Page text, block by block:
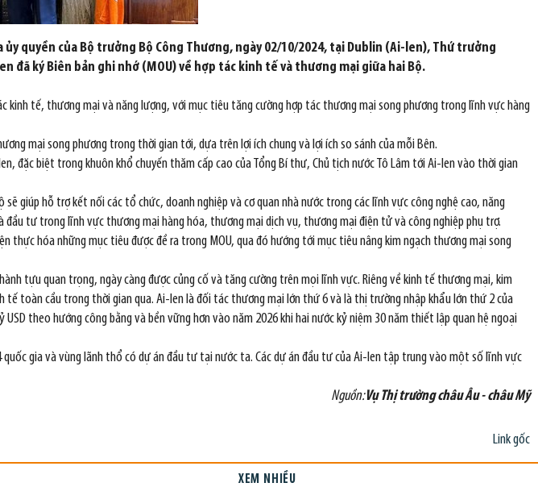
quyền của Bộ trưởng Bộ Công Thương, ngày 02/10/2024, tại Dublin (Ai-len), Thứ trưởng
đã ký Biên bản ghi nhớ (MOU) về hợp tác kinh tế và thương mại giữa hai Bộ.
kinh tế, thương mại và năng lượng, với mục tiêu tăng cường hợp tác thương mại song phương trong lĩnh vực hàng
mại song phương trong thời gian tới, dựa trên lợi ích chung và lợi ích so sánh của mỗi Bên.
đặc biệt trong khuôn khổ chuyến thăm cấp cao của Tổng Bí thư, Chủ tịch nước Tô Lâm tới Ai-len vào thời gian
giúp hỗ trợ kết nối các tổ chức, doanh nghiệp và cơ quan nhà nước trong các lĩnh vực công nghệ cao, năng
tư trong lĩnh vực thương mại hàng hóa, thương mại dịch vụ, thương mại điện tử và công nghiệp phụ trợ.
thực hóa những mục tiêu được đề ra trong MOU, qua đó hướng tới mục tiêu nâng kim ngạch thương mại song
tựu quan trọng, ngày càng được củng cố và tăng cường trên mọi lĩnh vực. Riêng về kinh tế thương mại, kim
toàn cầu trong thời gian qua. Ai-len là đối tác thương mại lớn thứ 6 và là thị trường nhập khẩu lớn thứ 2 của
theo hướng công bằng và bền vững hơn vào năm 2026 khi hai nước kỷ niệm 30 năm thiết lập quan hệ ngoại
gia và vùng lãnh thổ có dự án đầu tư tại nước ta. Các dự án đầu tư của Ai-len tập trung vào một số lĩnh vực
Nguồn:Vụ Thị trường châu Âu - châu Mỹ
Link gốc
XEM NHIỀU